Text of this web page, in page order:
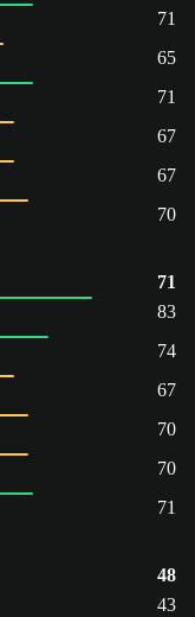
71
65
71
67
67
70
71
83
74
67
70
70
71
48
43